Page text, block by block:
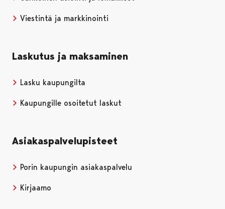
Viestintä ja markkinointi
Laskutus ja maksaminen
Lasku kaupungilta
Kaupungille osoitetut laskut
Asiakaspalvelupisteet
Porin kaupungin asiakaspalvelu
Kirjaamo